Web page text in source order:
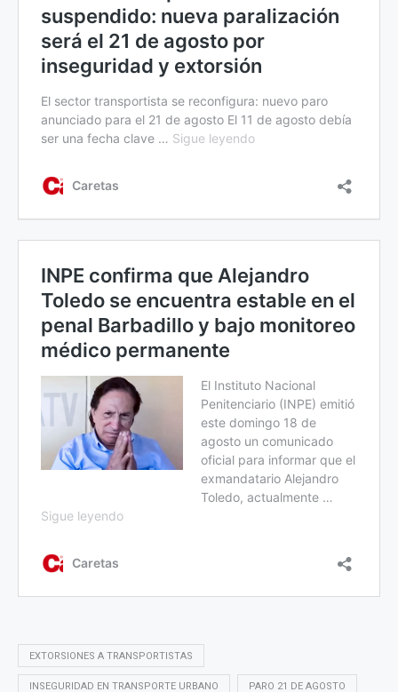
EXTORSIONES A TRANSPORTISTAS
INSEGURIDAD EN TRANSPORTE URBANO PARO 21 DE AGOSTO